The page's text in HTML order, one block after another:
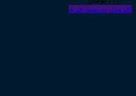
افزودن به سبد خرید